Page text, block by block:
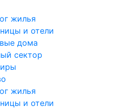
жилья
и отели
дома
сектор
жилья
и отели